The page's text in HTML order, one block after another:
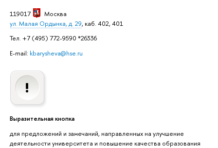
119017
Москва
ул. Малая Ордынка, д. 29, каб. 402, 401
Тел. +7 (495) 772-9590 *26336
E-mail: kbarysheva@hse.ru
Выразительная кнопка
для предложений и замечаний, направленных на улучшение
деятельности университета и повышение качества образования